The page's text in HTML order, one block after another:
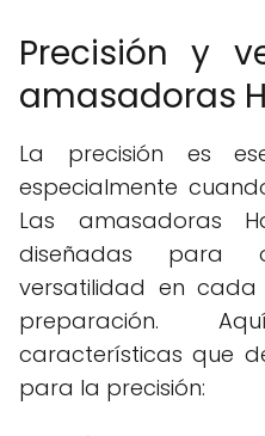
Precisión y
amasadoras
La precisión es
especialmente
Las amasadoras
diseñadas para
versatilidad en
preparación.
características que
para la precisión: